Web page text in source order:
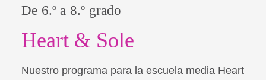
Heart & Sole
De 6.º a 8.º grado
Nuestro programa para la escuela media Heart